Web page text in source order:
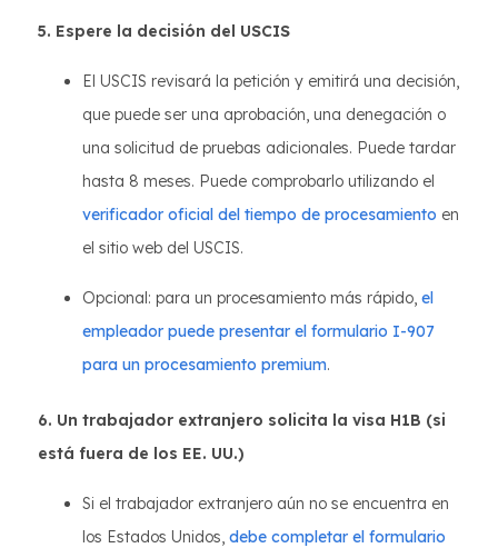
5. Espere la decisión del USCIS
El USCIS revisará la petición y emitirá una decisión,
que puede ser una aprobación, una denegación o
una solicitud de pruebas adicionales. Puede tardar
hasta 8 meses. Puede comprobarlo utilizando el
verificador oficial del tiempo de procesamiento en
el sitio web del USCIS.
Opcional: para un procesamiento más rápido, el
empleador puede presentar el formulario I-907
para un procesamiento premium.
6. Un trabajador extranjero solicita la visa H1B (si
está fuera de los EE. UU.)
Si el trabajador extranjero aún no se encuentra en
los Estados Unidos, debe completar el formulario